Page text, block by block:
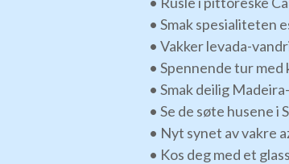
• Smak spesialiteten
• Vakker levada-
• Spennende tur
• Smak deilig
• Se de søte husene i
• Nyt synet av vakre
• Kos deg med et